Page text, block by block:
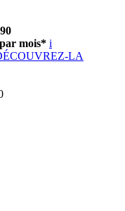
mois* i
LA